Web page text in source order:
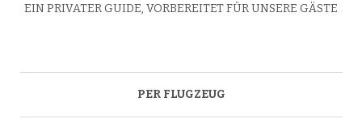
EIN PRIVATER GUIDE, VORBEREITET FÜR UNSERE GÄSTE
PER FLUGZEUG